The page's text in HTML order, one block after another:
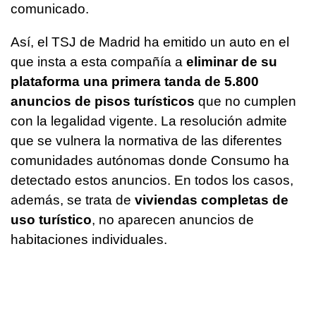
comunicado.
Así, el TSJ de Madrid ha emitido un auto en el
que insta a esta compañía a eliminar de su
plataforma una primera tanda de 5.800
anuncios de pisos turísticos que no cumplen
con la legalidad vigente. La resolución admite
que se vulnera la normativa de las diferentes
comunidades autónomas donde Consumo ha
detectado estos anuncios. En todos los casos,
además, se trata de viviendas completas de
uso turístico, no aparecen anuncios de
habitaciones individuales.